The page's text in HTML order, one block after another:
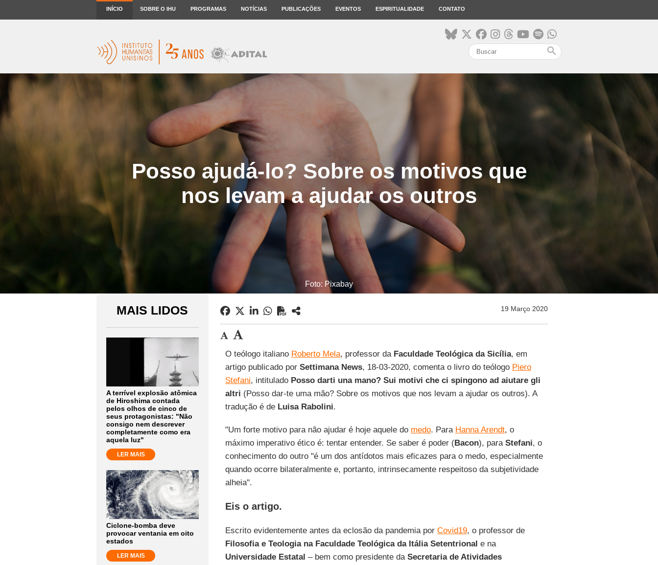
INÍCIO SOBRE O IHU PROGRAMAS NOTÍCIAS PUBLICAÇÕES EVENTOS ESPIRITUALIDADE CONTATO
search
Posso ajudá-lo? Sobre os motivos que
nos levam a ajudar os outros
Foto: Pixabay
MAIS LIDOS
A terrível explosão atômica
de Hiroshima contada
pelos olhos de cinco de
seus protagonistas: "Não
consigo nem descrever
completamente como era
aquela luz"
LER MAIS
Ciclone-bomba deve
provocar ventania em oito
estados
LER MAIS
19 Março 2020
O teólogo italiano Roberto Mela, professor da Faculdade Teológica da Sicília, em
artigo publicado por Settimana News, 18-03-2020, comenta o livro do teólogo Piero
Stefani, intitulado Posso darti una mano? Sui motivi che ci spingono ad aiutare gli
altri (Posso dar-te uma mão? Sobre os motivos que nos levam a ajudar os outros). A
tradução é de Luisa Rabolini.
"Um forte motivo para não ajudar é hoje aquele do medo. Para Hanna Arendt, o
máximo imperativo ético é: tentar entender. Se saber é poder (Bacon), para Stefani, o
conhecimento do outro "é um dos antídotos mais eficazes para o medo, especialmente
quando ocorre bilateralmente e, portanto, intrinsecamente respeitoso da subjetividade
alheia".
Eis o artigo.
Escrito evidentemente antes da eclosão da pandemia por Covid19, o professor de
Filosofia e Teologia na Faculdade Teológica da Itália Setentrional e na
Universidade Estatal – bem como presidente da Secretaria de Atividades